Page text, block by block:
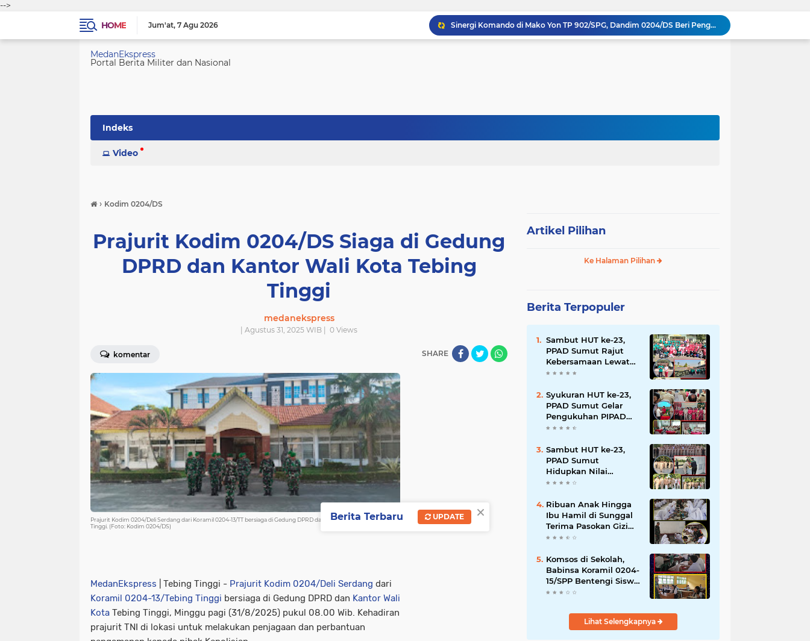
-->
HOME
Jum'at 7 Agu 2026
Sinergi Komando di Mako Yon TP 902/SPG, Dandim 0204/DS Beri Penghormatan Khusus ke Menhan RI
Memecah Isolasi Pedalaman: Jejak Peluh Prajurit Kodam I/BB Pertaruhkan Akses Ekonomi Gunungsitoli
Ribuan Anak Hingga Ibu Hamil di Sunggal Terima Pasokan Gizi Gratis dari TNI dan YPPSDP
MedanEkspress
Portal Berita Militer dan Nasional
Indeks
Video
› Kodim 0204/DS
Prajurit Kodim 0204/DS Siaga di Gedung
DPRD dan Kantor Wali Kota Tebing
Tinggi
medanekspress
| Agustus 31, 2025 WIB | 0 Views
komentar SHARE
Prajurit Kodim 0204/Deli Serdang dari Koramil 0204-13/TT bersiaga di Gedung DPRD dan Kantor Wali Kota Tebing
Tinggi. (Foto: Kodim 0204/DS)
MedanEkspress | Tebing Tinggi - Prajurit Kodim 0204/Deli Serdang dari
Koramil 0204-13/Tebing Tinggi bersiaga di Gedung DPRD dan Kantor Wali
Kota Tebing Tinggi, Minggu pagi (31/8/2025) pukul 08.00 Wib. Kehadiran
prajurit TNI di lokasi untuk melakukan penjagaan dan perbantuan
Artikel Pilihan
Ke Halaman Pilihan
Berita Terpopuler
Sambut HUT ke-23,
PPAD Sumut Rajut
Kebersamaan Lewat
Senam Sehat dan
Bekangdam I/BB
Syukuran HUT ke-23,
PPAD Sumut Gelar
Pengukuhan PIPAD
Hingga Tradisi
Sambut HUT ke-23,
PPAD Sumut
Hidupkan Nilai
Pahlawan di TMP
Ribuan Anak Hingga
Ibu Hamil di Sunggal
Terima Pasokan Gizi
Gratis dari TNI dan
Komsos di Sekolah,
Babinsa Koramil 0204-
15/SPP Bentengi Siswa
SMPN 1 Sipispis dari
Lihat Selengkapnya
×
Berita Terbaru UPDATE